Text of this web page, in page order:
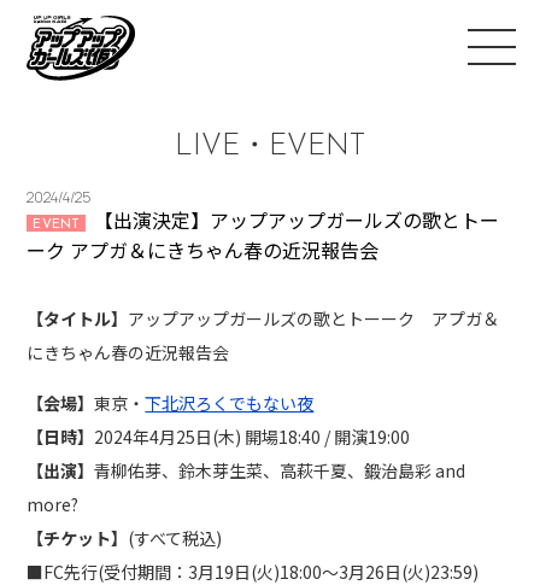
LIVE・EVENT
2024/4/25
EVENT
【出演決定】アップアップガールズの歌とトー
ーク アプガ＆にきちゃん春の近況報告会
【タイトル】 アップアップガールズの歌とトーーク アプガ＆
にきちゃん春の近況報告会
【会場】東京・下北沢ろくでもない夜
【日時】 2024年4月25日(木) 開場18:40 / 開演19:00
【出演】青柳佑芽、鈴木芽生菜、高萩千夏、鍛治島彩 and
more?
【チケット】 (すべて税込)
■FC先行(受付期間：3月19日(火)18:00～3月26日(火)23:59)